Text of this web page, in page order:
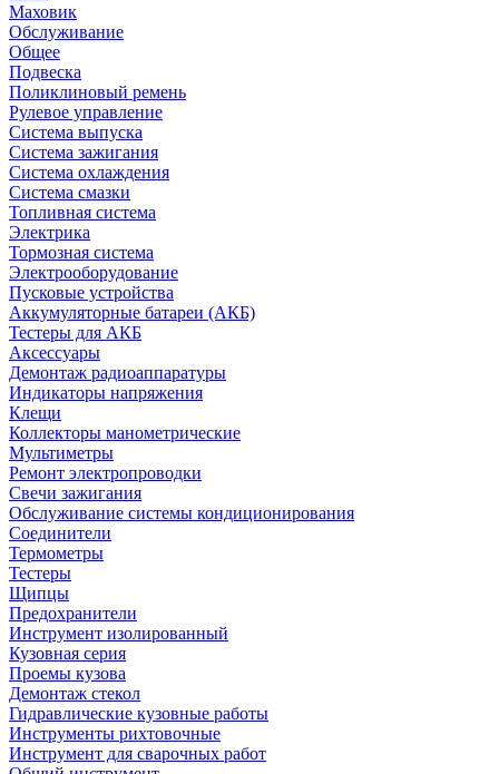
Маховик
Обслуживание
Общее
Подвеска
Поликлиновый ремень
Рулевое управление
Система выпуска
Система зажигания
Система охлаждения
Система смазки
Топливная система
Электрика
Тормозная система
Электрооборудование
Пусковые устройства
Аккумуляторные батареи (АКБ)
Тестеры для АКБ
Аксессуары
Демонтаж радиоаппаратуры
Индикаторы напряжения
Клещи
Коллекторы манометрические
Мультиметры
Ремонт электропроводки
Свечи зажигания
Обслуживание системы кондиционирования
Соединители
Термометры
Тестеры
Щипцы
Предохранители
Инструмент изолированный
Кузовная серия
Проемы кузова
Демонтаж стекол
Гидравлические кузовные работы
Инструменты рихтовочные
Инструмент для сварочных работ